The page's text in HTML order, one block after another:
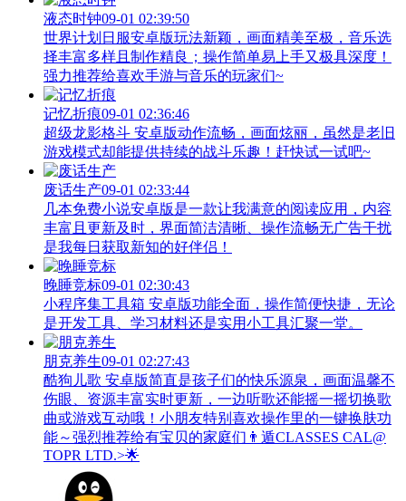
液态时钟09-01 02:39:50
世界计划日服安卓版玩法新颖，画面精美至极，音乐选
择丰富多样且制作精良；操作简单易上手又极具深度！
强力推荐给喜欢手游与音乐的玩家们~
记忆折痕09-01 02:36:46
超级龙影格斗 安卓版动作流畅，画面炫丽，虽然是老旧
游戏模式却能提供持续的战斗乐趣！赶快试一试吧~
废话生产09-01 02:33:44
几本免费小说安卓版是一款让我满意的阅读应用，内容
丰富且更新及时，界面简洁清晰、操作流畅无广告干扰
是我每日获取新知的好伴侣！
晚睡竞标09-01 02:30:43
小程序集工具箱 安卓版功能全面，操作简便快捷，无论
是开发工具、学习材料还是实用小工具汇聚一堂。
朋克养生09-01 02:27:43
酷狗儿歌 安卓版简直是孩子们的快乐源泉，画面温馨不
伤眼、资源丰富实时更新，一边听歌还能摇一摇切换歌
曲或游戏互动哦！小朋友特别喜欢操作里的一键换肤功
能～强烈推荐给有宝贝的家庭们👨‍遁️CLASSES CAL@
TOPR LTD.>🌟